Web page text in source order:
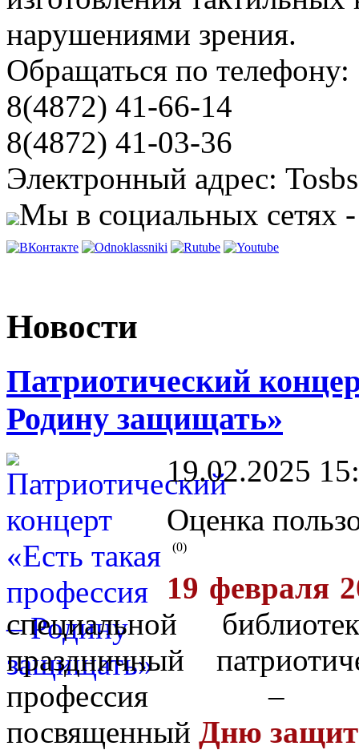
нарушениями зрения.
Обращаться по телефону:
8(4872) 41-66-14
8(4872) 41-03-36
Электронный адрес:
Мы в социальных сетях
Новости
Патриотический
Родину защищать»
19.02.2025
Оценка
(0)
19 февраля
специальной
праздничный
профессия –
посвященный Дню